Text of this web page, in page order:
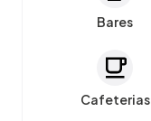
Bares
Cafeterias